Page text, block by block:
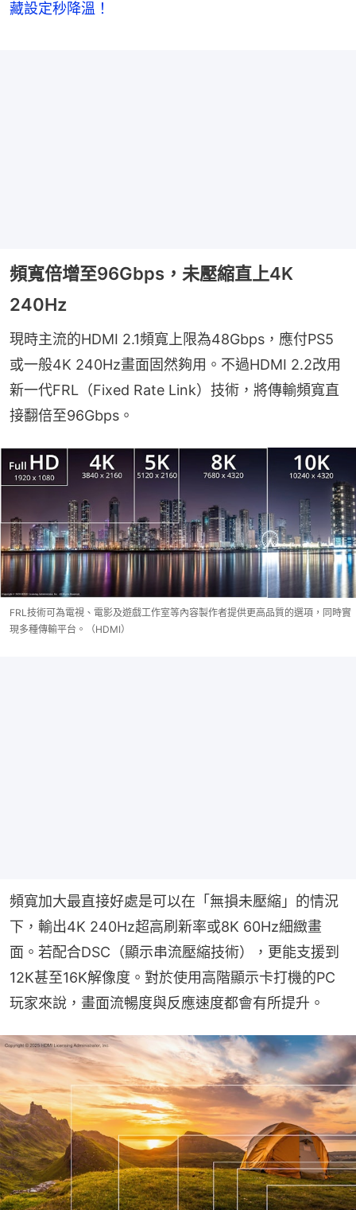
藏設定秒降溫！
頻寬倍增至96Gbps，未壓縮直上4K
240Hz
現時主流的HDMI 2.1頻寬上限為48Gbps，應付PS5
或一般4K 240Hz畫面固然夠用。不過HDMI 2.2改用
新一代FRL（Fixed Rate Link）技術，將傳輸頻寬直
接翻倍至96Gbps。
FRL技術可為電視、電影及遊戲工作室等內容製作者提供更高品質的選項，同時實
現多種傳輸平台。（HDMI）
頻寬加大最直接好處是可以在「無損未壓縮」的情況
下，輸出4K 240Hz超高刷新率或8K 60Hz細緻畫
面。若配合DSC（顯示串流壓縮技術），更能支援到
12K甚至16K解像度。對於使用高階顯示卡打機的PC
玩家來說，畫面流暢度與反應速度都會有所提升。